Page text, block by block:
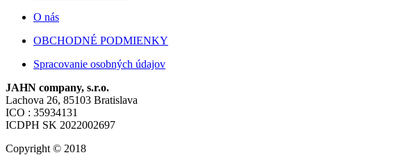
O nás
OBCHODNÉ PODMIENKY
Spracovanie osobných údajov
JAHN company, s.r.o.
Lachova 26, 85103 Bratislava
ICO : 35934131
ICDPH SK 2022002697
Copyright © 2018